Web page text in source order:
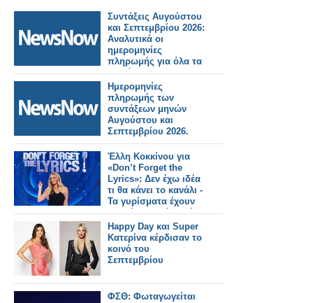
Συντάξεις Αυγούστου
και Σεπτεμβρίου 2026:
Αναλυτικά οι
ημερομηνίες
πληρωμής για όλα τα
Ταμεία.
Ημερομηνίες
πληρωμής των
συντάξεων μηνών
Αυγούστου και
Σεπτεμβρίου 2026.
Έλλη Κοκκίνου για
«Don’t Forget the
Lyrics»: Δεν έχω ιδέα
τι θα κάνει το κανάλι -
Τα γυρίσματα έχουν
τελειώσει από αρχές
Σεπτεμβρίου...
Happy Day και Super
Κατερίνα κέρδισαν το
κοινό του
Σεπτεμβρίου
ΦΣΘ: Φωταγωγείται